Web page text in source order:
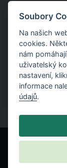
Stáhněte si
Soubory
Na našich
cookies.
nám
uživatelský
nastavení,
informace
údajů.